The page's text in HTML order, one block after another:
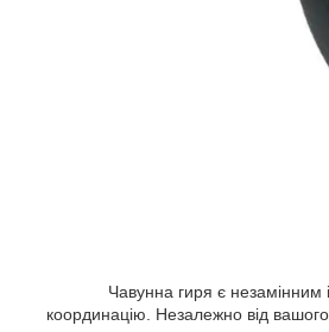
Чавунна гиря є незамінним
координацію. Незалежно від